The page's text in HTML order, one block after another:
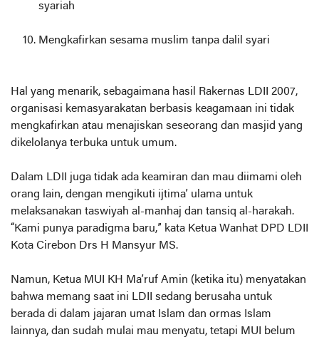
syariah
Mengkafirkan sesama muslim tanpa dalil syari
Hal yang menarik, sebagaimana hasil Rakernas LDII 2007,
organisasi kemasyarakatan berbasis keagamaan ini tidak
mengkafirkan atau menajiskan seseorang dan masjid yang
dikelolanya terbuka untuk umum.
Dalam LDII juga tidak ada keamiran dan mau diimami oleh
orang lain, dengan mengikuti ijtima’ ulama untuk
melaksanakan taswiyah al-manhaj dan tansiq al-harakah.
“Kami punya paradigma baru,” kata Ketua Wanhat DPD LDII
Kota Cirebon Drs H Mansyur MS.
Namun, Ketua MUI KH Ma’ruf Amin (ketika itu) menyatakan
bahwa memang saat ini LDII sedang berusaha untuk
berada di dalam jajaran umat Islam dan ormas Islam
lainnya, dan sudah mulai mau menyatu, tetapi MUI belum